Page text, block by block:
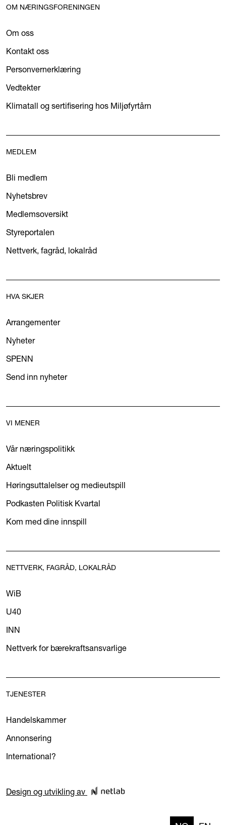
OM NÆRINGSFORENINGEN
Om oss
Kontakt oss
Personvernerklæring
Vedtekter
Klimatall og sertifisering hos Miljøfyrtårn
MEDLEM
Bli medlem
Nyhetsbrev
Medlemsoversikt
Styreportalen
Nettverk, fagråd, lokalråd
HVA SKJER
Arrangementer
Nyheter
SPENN
Send inn nyheter
VI MENER
Vår næringspolitikk
Aktuelt
Høringsuttalelser og medieutspill
Podkasten Politisk Kvartal
Kom med dine innspill
NETTVERK, FAGRÅD, LOKALRÅD
WiB
U40
INN
Nettverk for bærekraftsansvarlige
TJENESTER
Handelskammer
Annonsering
International?
Design og utvikling av